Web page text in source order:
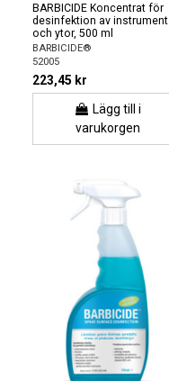
BARBICIDE Koncentrat för
desinfektion av instrument
och ytor, 500 ml
BARBICIDE®
52005
223,45 kr
Lägg till i
varukorgen